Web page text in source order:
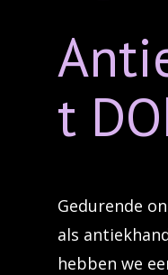
t
Gedurende
als
hebben we